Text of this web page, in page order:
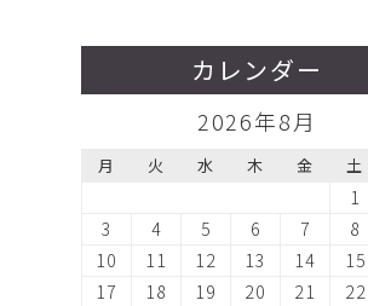
カレンダー
2026年8月
月 火 水 木 金 土
1
3
4 5 6 7 8
10
11 12 13 14 15
17
18 19 20 21 22